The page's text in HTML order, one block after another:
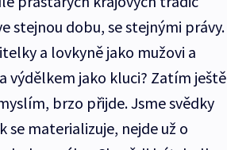
stejnou dobu, se stejnými právy.
a lovkyně jako mužovi a
výdělkem jako kluci? Zatím ještě
brzo přijde. Jsme svědky
se materializuje, nejde už o